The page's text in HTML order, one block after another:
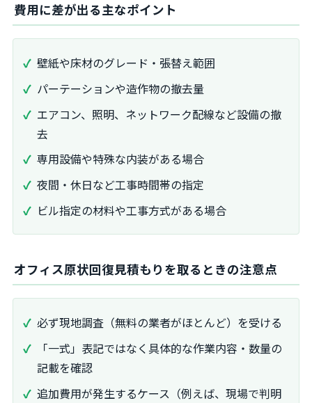
費用に差が出る主なポイント
壁紙や床材のグレード・張替え範囲
パーテーションや造作物の撤去量
エアコン、照明、ネットワーク配線など設備の撤
去
専用設備や特殊な内装がある場合
夜間・休日など工事時間帯の指定
ビル指定の材料や工事方式がある場合
オフィス原状回復見積もりを取るときの注意点
必ず現地調査（無料の業者がほとんど）を受ける
「一式」表記ではなく具体的な作業内容・数量の
記載を確認
追加費用が発生するケース（例えば、現場で判明